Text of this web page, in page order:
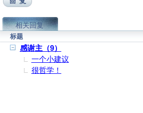
相关回复
标题
感谢主（9）
一个小建议
很哲学！